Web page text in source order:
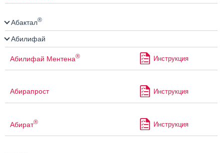
Абактал®
Абилифай
Абилифай Ментена® Инструкция
Абирапрост Инструкция
Абират® Инструкция